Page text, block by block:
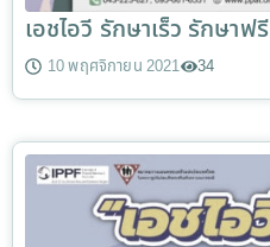
เอชไอวี รักษาเร็ว รักษาฟรี
10 พฤศจิกายน 2021 34